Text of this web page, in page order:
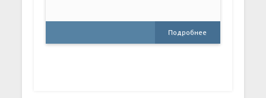
Подробнее